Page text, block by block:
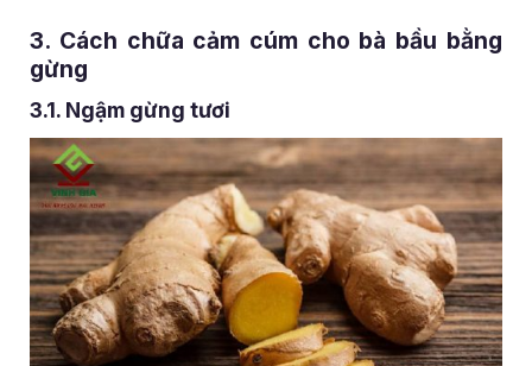
3. Cách chữa cảm cúm cho bà bầu bằng
gừng
3.1. Ngậm gừng tươi